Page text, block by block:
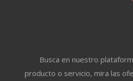
Busca en nuestro
producto o servicio, mira las